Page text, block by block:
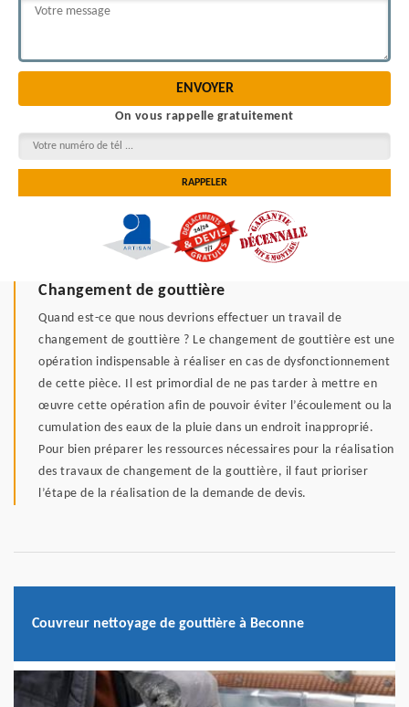
On vous rappelle gratuitement
Changement de gouttière
Quand est-ce que nous devrions effectuer un travail de
changement de gouttière ? Le changement de gouttière est une
opération indispensable à réaliser en cas de dysfonctionnement
de cette pièce. Il est primordial de ne pas tarder à mettre en
œuvre cette opération afin de pouvoir éviter l’écoulement ou la
cumulation des eaux de la pluie dans un endroit inapproprié.
Pour bien préparer les ressources nécessaires pour la réalisation
des travaux de changement de la gouttière, il faut prioriser
l’étape de la réalisation de la demande de devis.
Couvreur nettoyage de gouttière à Beconne